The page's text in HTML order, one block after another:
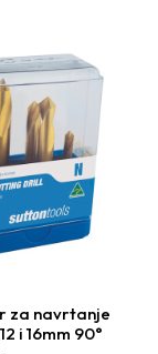
za navrtanje
i 16mm 90°